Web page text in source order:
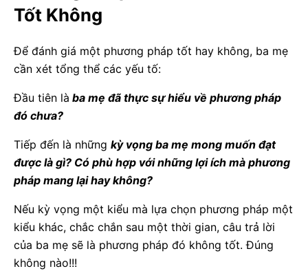
Tốt Không
Để đánh giá một phương pháp tốt hay không, ba mẹ
cần xét tổng thể các yếu tố:
Đầu tiên là ba mẹ đã thực sự hiểu về phương pháp
đó chưa?
Tiếp đến là những kỳ vọng ba mẹ mong muốn đạt
được là gì? Có phù hợp với những lợi ích mà phương
pháp mang lại hay không?
Nếu kỳ vọng một kiểu mà lựa chọn phương pháp một
kiểu khác, chắc chắn sau một thời gian, câu trả lời
của ba mẹ sẽ là phương pháp đó không tốt. Đúng
không nào!!!